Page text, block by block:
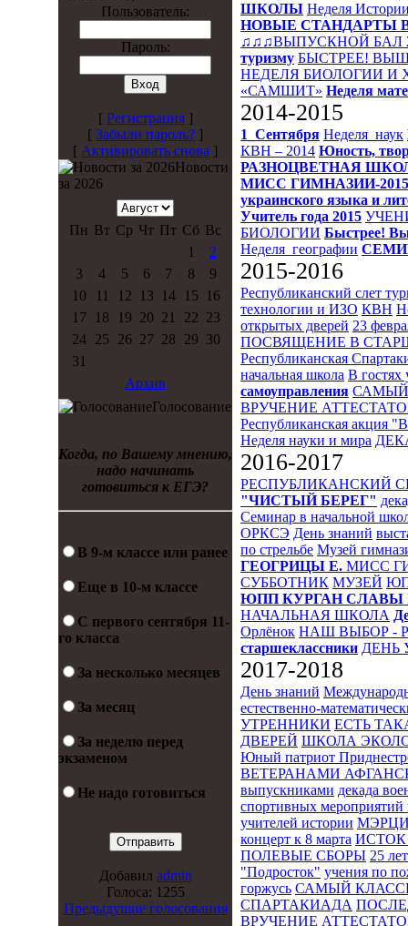
Пользователь:
Пароль:
[ Регистрация]
[ Забыли пароль? ]
[ Активировать снова ]
Новости
за 2026
Пн Вт Ср Чт Пт Сб Вс
1
2
3
4 5 6 7 8
9
10
11 12 13 14 15
16
17
18 19 20 21 22 23
24
25 26 27 28 29 30
31
Архив
Голосование
Когда, по Вашему мнению,
надо начинать
готовиться к ЕГЭ?
В 9-м классе или ранее
Еще в 10-м классе
С первого сентября 11-
го класса
За несколько месяцев
За месяц
За неделю перед
экзаменом
Не надо готовиться
Добавил admin
Голоса: 1255
Предыдущие голосования
ШКОЛЫ Неделя
НОВЫЕ СТАНДАРТЫ
♫♫♫ВЫПУСКНОЙ БАЛ
туризму БЫСТРЕЕ!
НЕДЕЛЯ БИОЛОГИИ И
«САМШИТ» Неделя
2014-2015
1_Сентября Неделя_наук
КВН – 2014 Юность,
РАЗНОЦВЕТНАЯ
МИСС ГИМНАЗИИ-2015
украинского языка и
Учитель года 2015
БИОЛОГИИ Быстрее!
Неделя_географии
2015-2016
Республиканский слет
технологии и ИЗО КВН
открытых дверей 23
ПОСВЯЩЕНИЕ В
Республиканская
начальная школа В гостях
самоуправления
ВРУЧЕНИЕ
Республиканская акция
Неделя науки и мира
2016-2017
РЕСПУБЛИКАНСКИЙ
"ЧИСТЫЙ БЕРЕГ"
Семинар в начальной
ОРКСЭ День знаний
по стрельбе Музей
ГЕОГРИЦЫ Е. МИСС
СУББОТНИК МУЗЕЙ
ЮПП КУРГАН СЛАВЫ
НАЧАЛЬНАЯ ШКОЛА
Орлёнок НАШ ВЫБОР -
старшеклассники ДЕНЬ
2017-2018
День знаний
естественно-
УТРЕННИКИ ЕСТЬ
ДВЕРЕЙ ШКОЛА
Юный патриот
ВЕТЕРАНАМИ
выпускниками декада
спортивных мероприятий
учителей истории
концерт к 8 марта ИСТОК
ПОЛЕВЫЕ СБОРЫ 25
"Подросток" учения по
горжусь САМЫЙ
СПАРТАКИАДА
ВРУЧЕНИЕ